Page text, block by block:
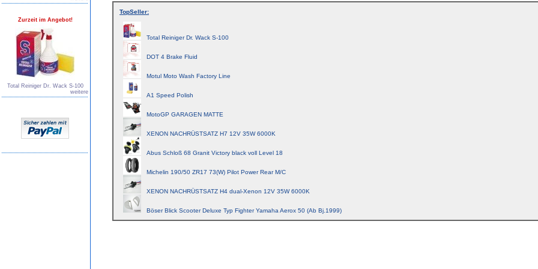
Zurzeit im Angebot!
Total Reiniger Dr. Wack S-100
weitere
TopSeller:
Total Reiniger Dr. Wack S-100
DOT 4 Brake Fluid
Motul Moto Wash Factory Line
A1 Speed Polish
MotoGP GARAGEN MATTE
XENON NACHRÜSTSATZ H7 12V 35W 6000K
Abus Schloß 68 Granit Victory black voll Level 18
Michelin 190/50 ZR17 73(W) Pilot Power Rear M/C
XENON NACHRÜSTSATZ H4 dual-Xenon 12V 35W 6000K
Böser Blick Scooter Deluxe Typ Fighter Yamaha Aerox 50 (Ab Bj.1999)